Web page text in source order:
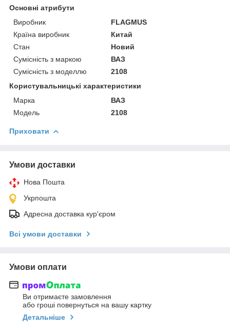
Основні атрибути
Виробник
FLAGMUS
Країна виробник
Китай
Стан
Новий
Сумісність з маркою
ВАЗ
Сумісність з моделлю
2108
Користувальницькі характеристики
Марка
ВАЗ
Модель
2108
Приховати
Умови доставки
Нова Пошта
Укрпошта
Адресна доставка кур'єром
Всі умови доставки
Умови оплати
Ви отримаєте замовлення
або гроші повернуться на вашу картку
Детальніше